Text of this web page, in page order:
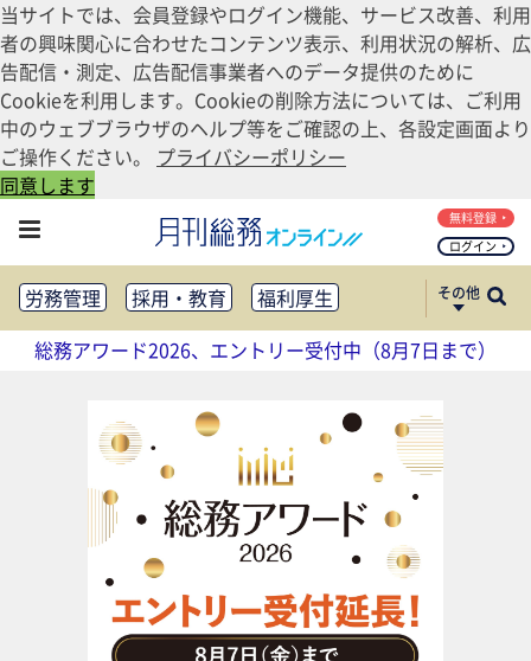
当サイトでは、会員登録やログイン機能、サービス改善、利用
者の興味関心に合わせたコンテンツ表示、利用状況の解析、広
告配信・測定、広告配信事業者へのデータ提供のために
Cookieを利用します。Cookieの削除方法については、ご利用
中のウェブブラウザのヘルプ等をご確認の上、各設定画面より
ご操作ください。 プライバシーポリシー
同意します
ログイン
無料登録
労務管理 採用・教育
福利厚生
健康経営
働き方改革
法務・コンプライアンス
リスクマネジメント・BCP
社外・社内広報
社外・社内コミュニケーション活性化
FM・オフィス移転
CSR・SDGs
テクノロジー活用・DX
助成金・補助金・コスト削減
アウトソーシング・BPO
調査・レポート
その他
総務アワード2026、エントリー受付中（8月7日まで）